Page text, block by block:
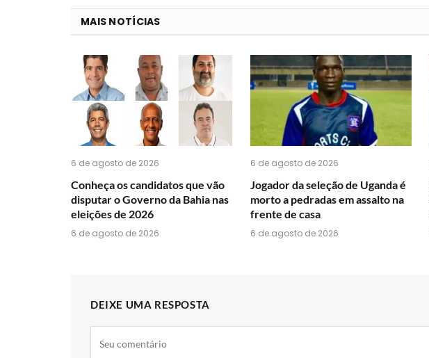
MAIS NOTÍCIAS
6 de agosto de 2026
Conheça os candidatos que vão
disputar o Governo da Bahia nas
eleições de 2026
6 de agosto de 2026
6 de agosto de 2026
Jogador da seleção de Uganda é
morto a pedradas em assalto na
frente de casa
6 de agosto de 2026
DEIXE UMA RESPOSTA